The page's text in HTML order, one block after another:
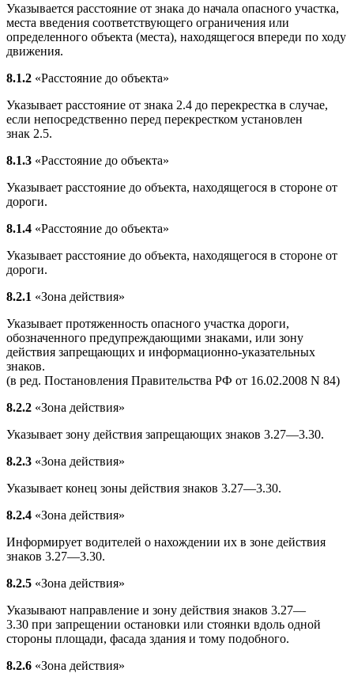
Указывается расстояние от знака до начала опасного участка,
места введения соответствующего ограничения или
определенного объекта (места), находящегося впереди по ходу
движения.
8.1.2 «Расстояние до объекта»
Указывает расстояние от знака 2.4 до перекрестка в случае,
если непосредственно перед перекрестком установлен
знак 2.5.
8.1.3 «Расстояние до объекта»
Указывает расстояние до объекта, находящегося в стороне от
дороги.
8.1.4 «Расстояние до объекта»
Указывает расстояние до объекта, находящегося в стороне от
дороги.
8.2.1 «Зона действия»
Указывает протяженность опасного участка дороги,
обозначенного предупреждающими знаками, или зону
действия запрещающих и информационно-указательных
знаков.
(в ред. Постановления Правительства РФ от 16.02.2008 N 84)
8.2.2 «Зона действия»
Указывает зону действия запрещающих знаков 3.27—3.30.
8.2.3 «Зона действия»
Указывает конец зоны действия знаков 3.27—3.30.
8.2.4 «Зона действия»
Информирует водителей о нахождении их в зоне действия
знаков 3.27—3.30.
8.2.5 «Зона действия»
Указывают направление и зону действия знаков 3.27—
3.30 при запрещении остановки или стоянки вдоль одной
стороны площади, фасада здания и тому подобного.
8.2.6 «Зона действия»